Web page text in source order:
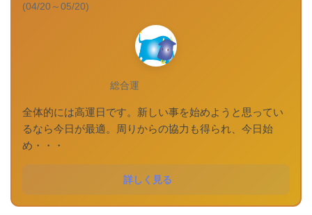
(04/20～05/20)
総合運
全体的には高運日です。新しい事を始めようと思ってい
るなら今日が最適。周りからの協力も得られ、今日始
め・・・
詳しく見る